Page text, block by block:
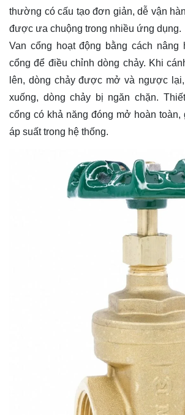
thường có cấu tạo đơn giản, dễ vận
được ưa chuộng trong nhiều ứng dụng.
Van cổng hoạt động bằng cách nâng
cổng để điều chỉnh dòng chảy. Khi
lên, dòng chảy được mở và ngược
xuống, dòng chảy bị ngăn chặn.
cổng có khả năng đóng mở hoàn toàn,
áp suất trong hệ thống.